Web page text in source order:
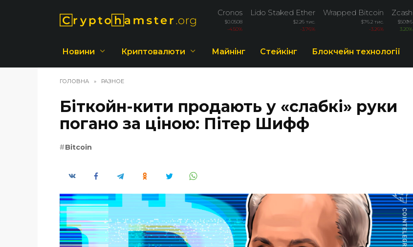
Cronos
$0.0508
-4.50%
Lido Staked Ether
$2.26 тис.
-3.76%
Wrapped Bitcoin
$76.2 тис.
-3.26%
Zcash
$509.6
3.20%
Новини Криптовалюти Майнінг Стейкінг Блокчейн технології
ГОЛОВНА » РАЗНОЕ
Біткойн-кити продають у «слабкі» руки
погано за ціною: Пітер Шифф
Bitcoin